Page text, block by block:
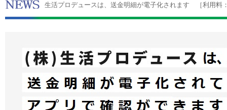
生活プロデュースは、送金明細が電子化されます ［利用料